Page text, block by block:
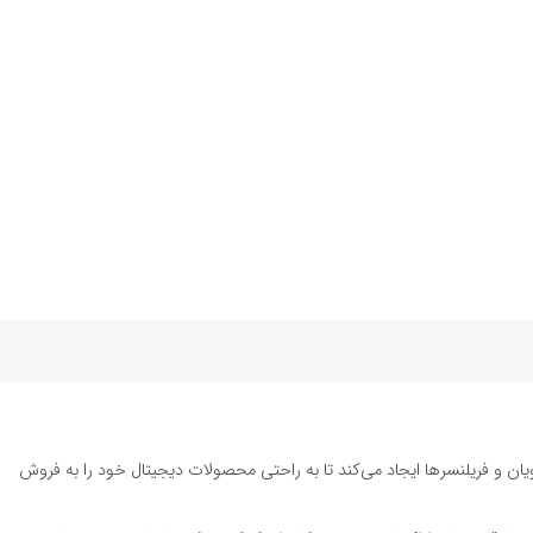
و فریلنسرها ایجاد می‌کند تا به راحتی محصولات دیجیتال خود را به فروش